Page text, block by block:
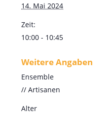
14. Mai 2024
Zeit:
10:00 - 10:45
Weitere Angaben
Ensemble
// Artisanen
Alter